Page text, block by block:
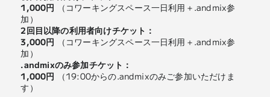
1,000円 （コワーキングスペース一日利用＋.andmix参
加）
2回目以降の利用者向けチケット：
3,000円 （コワーキングスペース一日利用＋.andmix参
加）
.andmixのみ参加チケット：
1,000円 （19:00からの.andmixのみご参加いただけま
す）